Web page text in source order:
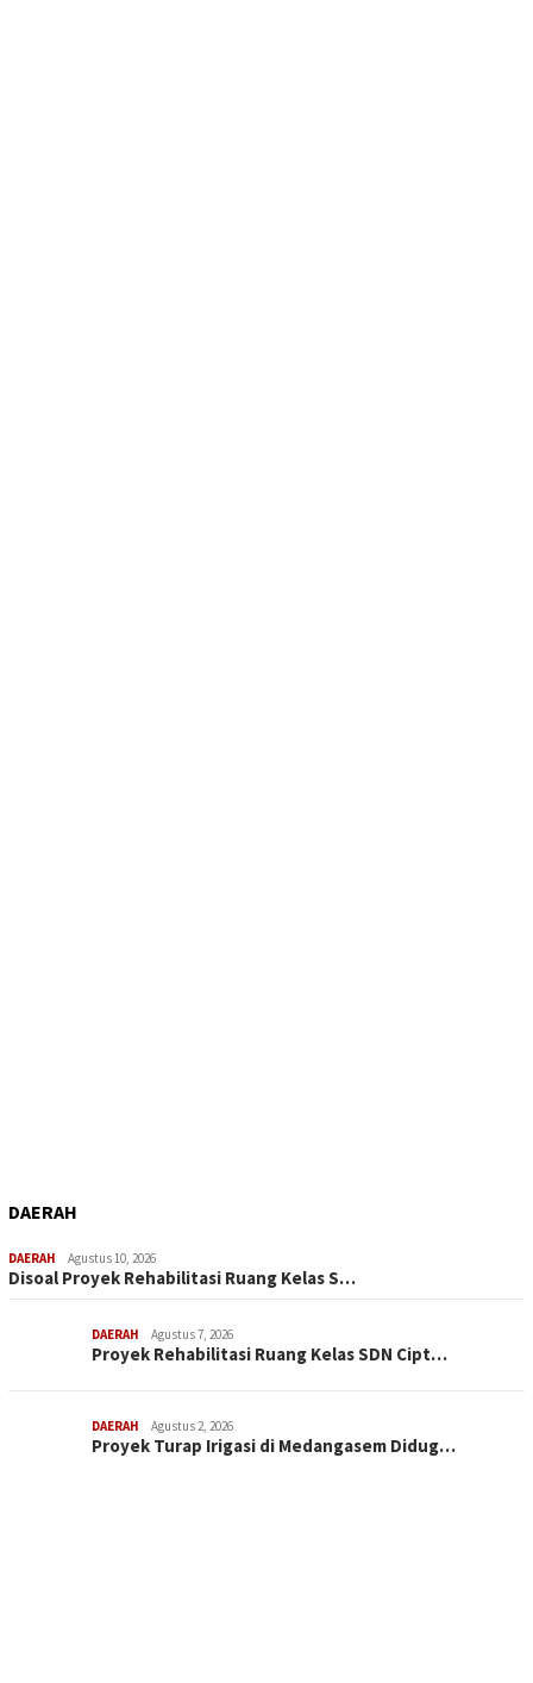
DAERAH
DAERAH Agustus 10, 2026
Disoal Proyek Rehabilitasi Ruang Kelas S…
DAERAH Agustus 7, 2026
Proyek Rehabilitasi Ruang Kelas SDN Cipt…
DAERAH Agustus 2, 2026
Proyek Turap Irigasi di Medangasem Didug…